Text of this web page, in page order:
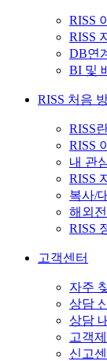
RISS
RISS
DB연
BI 및
RISS 처음
RISS
RISS
내 관
RISS
복사/
해외
RISS
고객센터
자주
상담
상담
고객
신고